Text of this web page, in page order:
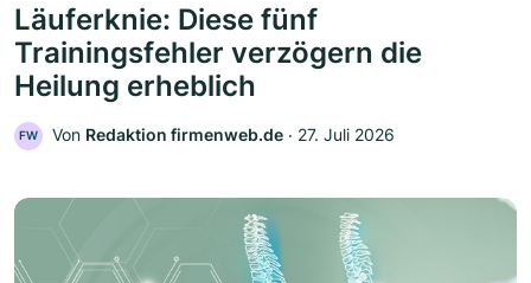
Läuferknie: Diese fünf
Trainingsfehler verzögern die
Heilung erheblich
FW Von Redaktion firmenweb.de ‧ 27. Juli 2026